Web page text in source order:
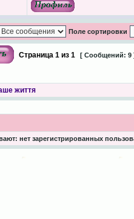
Поле сортировки
Страница 1из 1 [ Сообщений: 9
життя
нет зарегистрированных